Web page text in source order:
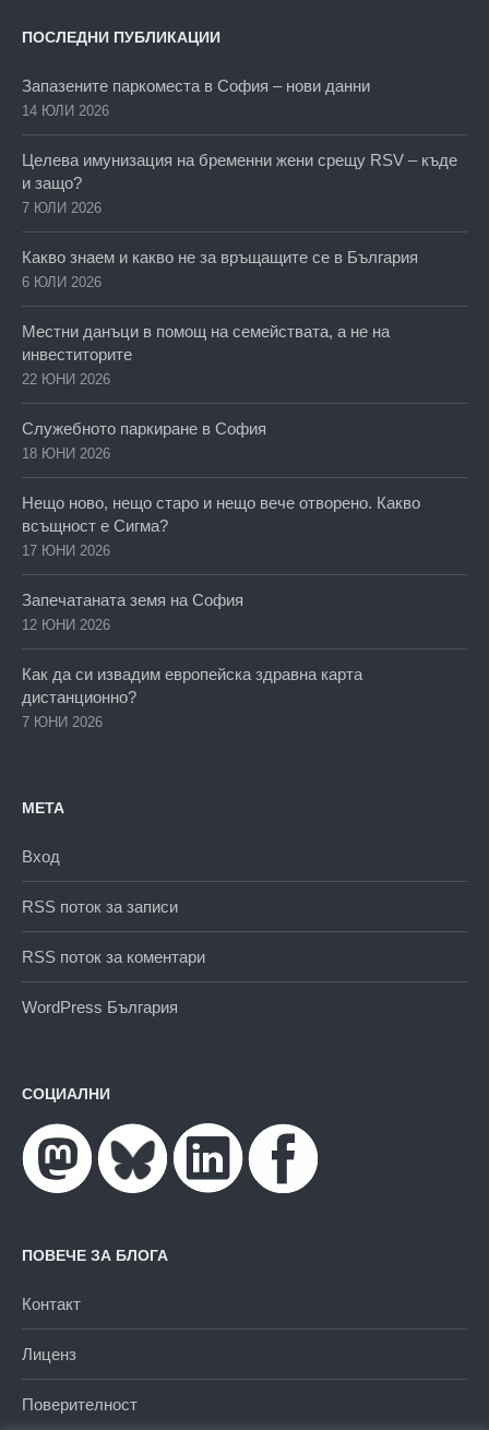
ПОСЛЕДНИ ПУБЛИКАЦИИ
Запазените паркоместа в София – нови данни
14 ЮЛИ 2026
Целева имунизация на бременни жени срещу RSV – къде
и защо?
7 ЮЛИ 2026
Какво знаем и какво не за връщащите се в България
6 ЮЛИ 2026
Местни данъци в помощ на семействата, а не на
инвеститорите
22 ЮНИ 2026
Служебното паркиране в София
18 ЮНИ 2026
Нещо ново, нещо старо и нещо вече отворено. Какво
всъщност е Сигма?
17 ЮНИ 2026
Запечатаната земя на София
12 ЮНИ 2026
Как да си извадим европейска здравна карта
дистанционно?
7 ЮНИ 2026
МЕТА
Вход
RSS поток за записи
RSS поток за коментари
WordPress България
СОЦИАЛНИ
ПОВЕЧЕ ЗА БЛОГА
Контакт
Лиценз
Поверителност